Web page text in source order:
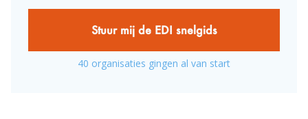
Stuur mij de EDI snelgids
40 organisaties gingen al van start